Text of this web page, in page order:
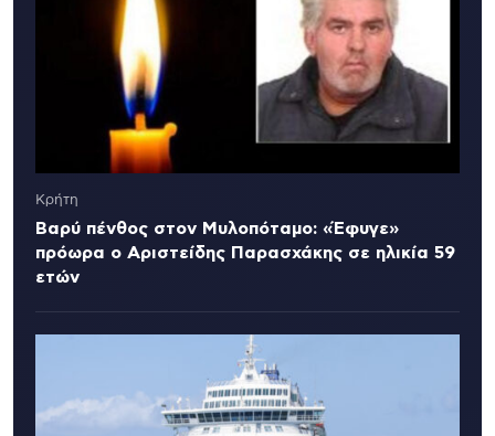
Κρήτη
Βαρύ πένθος στον Μυλοπόταμο: «Έφυγε»
πρόωρα ο Αριστείδης Παρασχάκης σε ηλικία 59
ετών